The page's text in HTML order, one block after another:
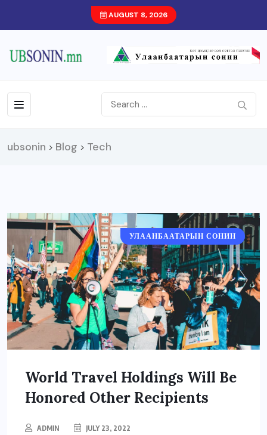
AUGUST 8, 2026
ubsonin > Blog > Tech
УЛААНБААТАРЫН СОНИН
World Travel Holdings Will Be
Honored Other Recipients
ADMIN JULY 23, 2022